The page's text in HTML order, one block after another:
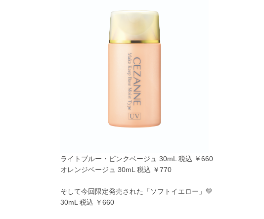
ライトブルー・ピンクベージュ 30mL税込 ￥660
オレンジベージュ 30mL税込 ￥770
そして今回限定発売された「ソフトイエロー」💛
30mL税込 ￥660